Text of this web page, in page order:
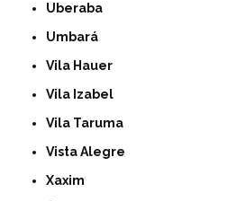
Uberaba
Umbará
Vila Hauer
Vila Izabel
Vila Taruma
Vista Alegre
Xaxim